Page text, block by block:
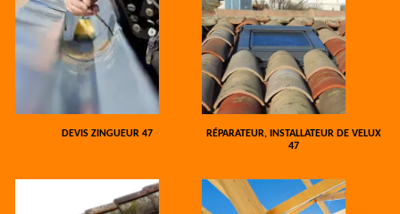
DEVIS ZINGUEUR 47
RÉPARATEUR, INSTALLATEUR DE VELUX
47